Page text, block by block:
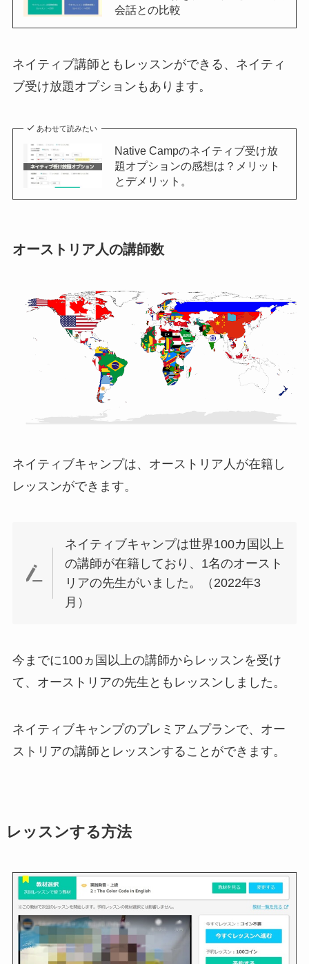
会話との比較
ネイティブ講師ともレッスンができる、ネイティ
ブ受け放題オプションもあります。
あわせて読みたい
Native Campのネイティブ受け放
題オプションの感想は？メリット
とデメリット。
オーストリア人の講師数
ネイティブキャンプは、オーストリア人が在籍し
レッスンができます。
ネイティブキャンプは世界100カ国以上
の講師が在籍しており、1名のオースト
リアの先生がいました。（2022年3
月）
今までに100ヵ国以上の講師からレッスンを受け
て、オーストリアの先生ともレッスンしました。
ネイティブキャンプのプレミアムプランで、オー
ストリアの講師とレッスンすることができます。
レッスンする方法